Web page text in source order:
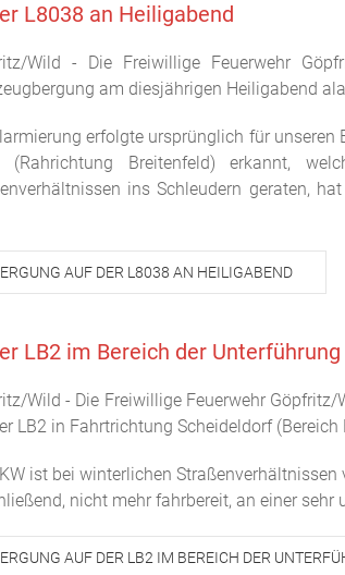
L8038 an Heiligabend
Wild - Die Freiwillige Feuerwehr
am diesjährigen Heiligabend
erfolgte ursprünglich für
(Rahrichtung Breitenfeld) erkannt,
ins Schleudern geraten,
AUF DER L8038 AN HEILIGABEND
LB2 im Bereich der Unterführung
Wild - Die Freiwillige Feuerwehr
LB2 in Fahrtrichtung Scheideldorf
ist bei winterlichen
nicht mehr fahrbereit, an einer
AUF DER LB2 IM BEREICH DER